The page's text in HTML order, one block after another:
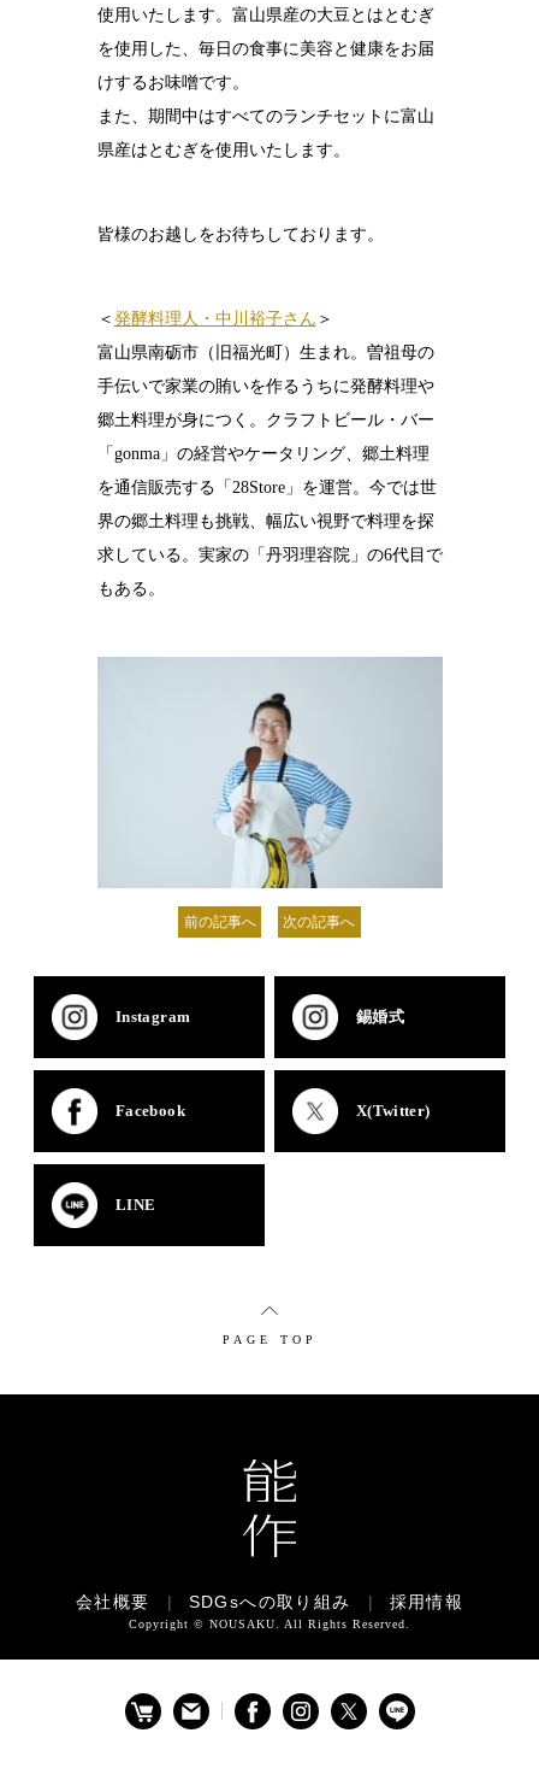
使用いたします。富山県産の大豆とはとむぎ
を使用した、毎日の食事に美容と健康をお届
けするお味噌です。
また、期間中はすべてのランチセットに富山
県産はとむぎを使用いたします。
皆様のお越しをお待ちしております。
＜ 発酵料理人・中川裕子さん ＞
富山県南砺市（旧福光町）生まれ。曽祖母の
手伝いで家業の賄いを作るうちに発酵料理や
郷土料理が身につく。クラフトビール・バー
「gonma」の経営やケータリング、郷土料理
を通信販売する「28Store」を運営。今では世
界の郷土料理も挑戦、幅広い視野で料理を探
求している。実家の「丹羽理容院」の6代目で
もある。
前の記事へ 次の記事へ
Instagram 錫婚式
Facebook X(Twitter)
LINE
PAGE TOP
会社概要 | SDGsへの取り組み | 採用情報
Copyright © NOUSAKU. All Rights Reserved.